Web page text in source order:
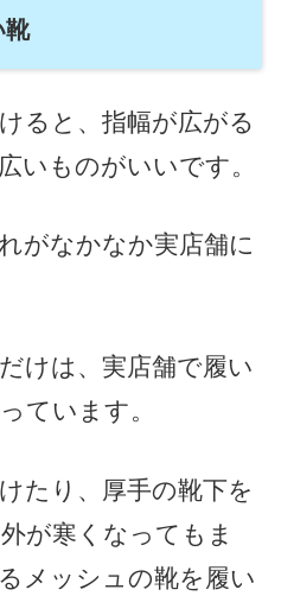
靴
ると、指幅が広がる
いものがいいです。
がなかなか実店舗に
けは、実店舗で履い
ています。
たり、厚手の靴下を
が寒くなってもま
メッシュの靴を履い